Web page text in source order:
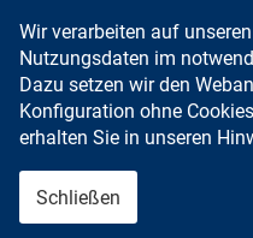
Wir verarbeiten auf
Nutzungsdaten im
Dazu setzen wir den
Konfiguration ohne
erhalten Sie in unseren
Schließen